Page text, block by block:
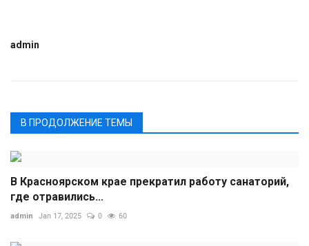
admin
В ПРОДОЛЖЕНИЕ ТЕМЫ
В Красноярском крае прекратил работу санаторий,
где отравились...
admin Jan 17, 2025 0 60